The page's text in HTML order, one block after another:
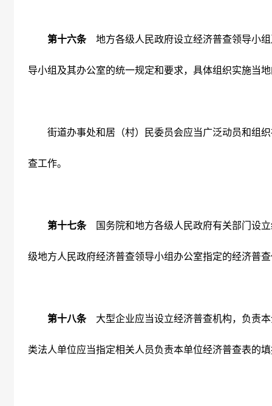
第十六条地方各级人民政府设立经济普查领导小组
导小组及其办公室的统一规定和要求，具体组织实施当
街道办事处和居（村）民委员会应当广泛动员和组织
查工作。
第十七条国务院和地方各级人民政府有关部门设立
级地方人民政府经济普查领导小组办公室指定的经济普
第十八条大型企业应当设立经济普查机构，负责本
类法人单位应当指定相关人员负责本单位经济普查表的